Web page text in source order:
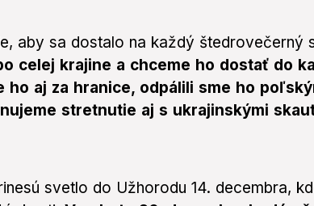
aby sa dostalo na každý štedrovečerný
celej krajine a chceme ho dostať do
ho aj za hranice, odpálili sme ho
stretnutie aj s ukrajinskými
svetlo do Užhorodu 14. decembra,